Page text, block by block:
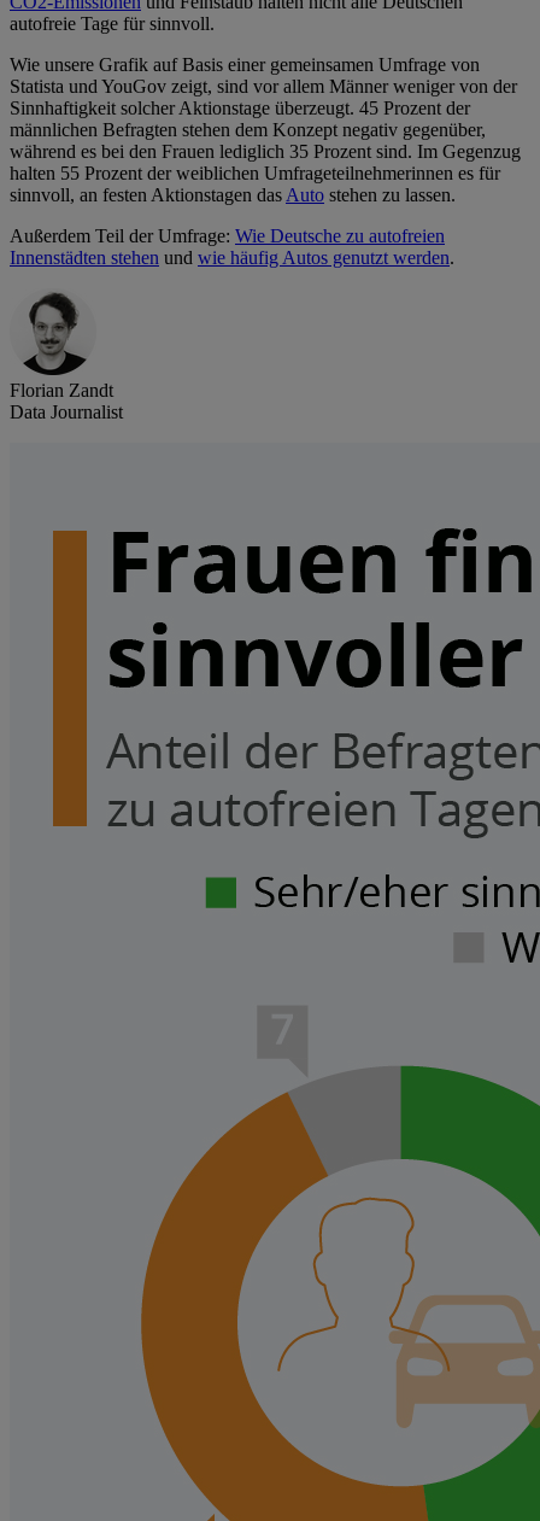
autofreie Tage für sinnvoll.
Wie unsere Grafik auf Basis einer gemeinsamen Umfrage von
Statista und YouGov zeigt, sind vor allem Männer weniger von der
Sinnhaftigkeit solcher Aktionstage überzeugt. 45 Prozent der
männlichen Befragten stehen dem Konzept negativ gegenüber,
während es bei den Frauen lediglich 35 Prozent sind. Im Gegenzug
halten 55 Prozent der weiblichen Umfrageteilnehmerinnen es für
sinnvoll, an festen Aktionstagen dasAuto stehen zu lassen.
Außerdem Teil der Umfrage: Wie Deutsche zu autofreien
Innenstädten stehen und wie häufig Autos genutzt werden.
Florian Zandt
Data Journalist